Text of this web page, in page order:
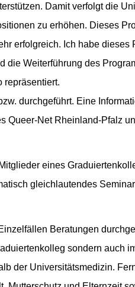
Damit verfolgt die
zu erhöhen. Dieses
erfolgreich. Ich habe dieses
die Weiterführung des
repräsentiert.
durchgeführt. Eine
Queer-Net Rheinland-Pfalz
eines
gleichlautendes
Beratungen
sondern auch
der Universitätsmedizin.